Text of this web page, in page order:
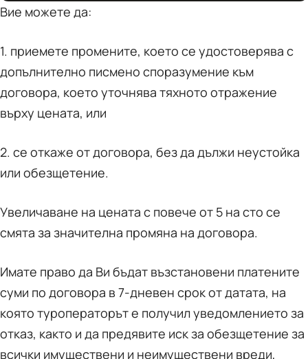
Вие можете да:
1. приемете промените, което се удостоверява с
допълнително писмено споразумение към
договора, което уточнява тяхното отражение
върху цената, или
2. се откаже от договора, без да дължи неустойка
или обезщетение.
Увеличаване на цената с повече от 5 на сто се
смята за значителна промяна на договора.
Имате право да Ви бъдат възстановени платените
суми по договора в 7-дневен срок от датата, на
която туроператорът е получил уведомлението за
отказ, както и да предявите иск за обезщетение за
всички имуществени и неимуществени вреди,